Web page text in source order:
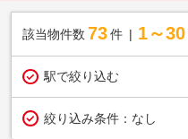
該当物件数 73件 1～30
駅で絞り込む
絞り込み条件： なし